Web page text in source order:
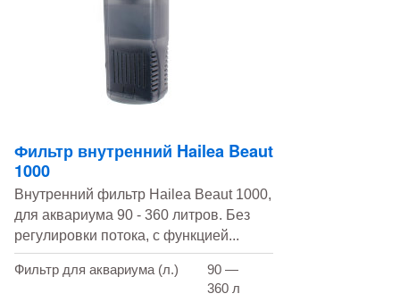
Фильтр внутренний Hailea Beaut
1000
Внутренний фильтр Hailea Beaut 1000,
для аквариума 90 - 360 литров. Без
регулировки потока, с функцией...
Фильтр для аквариума (л.)
90 —
360 л